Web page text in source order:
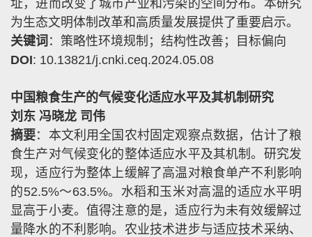
址，进而改变了城市产业和污染的空间分布。本研究
为生态文明体制改革和高质量发展提供了重要启示。
关键词 ：策略性环境规制；结构性改善；目标偏向
DOI: 10.13821/j.cnki.ceq.2024.05.08
中国粮食生产的气候变化适应水平及其机制研究
刘东 冯晓龙 司伟
摘要：本文利用全国农村固定观察点数据，估计了粮
食生产对气候变化的整体适应水平及其机制。研究发
现，适应行为整体上缓解了高温对粮食单产不利影响
的52.5%～63.5%。水稻和玉米对高温的适应水平明
显高于小麦。值得注意的是，适应行为未有效缓解过
量降水的不利影响。农业技术进步与适应技术采纳、